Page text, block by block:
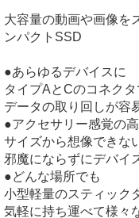
大容量の動画や画像を
ンパクトSSD
●あらゆるデバイスに
タイプAとCのコネク
データの取り回しが容
●アクセサリー感覚の
サイズから想像できな
邪魔にならずにデバイ
●どんな場所でも
小型軽量のスティック
気軽に持ち運べて様々